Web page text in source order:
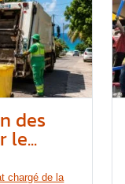
des
le...
chargé de la